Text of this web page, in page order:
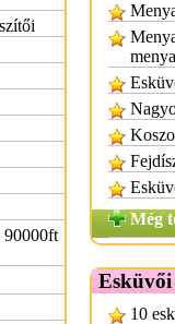
90000ft
Még
10